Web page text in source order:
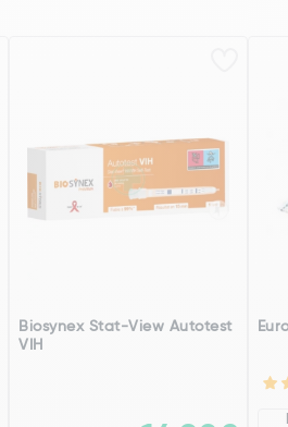
Biosynex Stat-View Autotest
VIH